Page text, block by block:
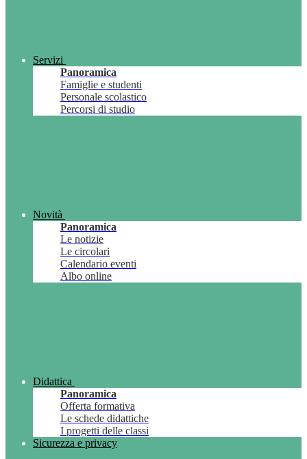
Servizi
Panoramica
Famiglie e studenti
Personale scolastico
Percorsi di studio
Novità
Panoramica
Le notizie
Le circolari
Calendario eventi
Albo online
Didattica
Panoramica
Offerta formativa
Le schede didattiche
I progetti delle classi
Sicurezza e privacy